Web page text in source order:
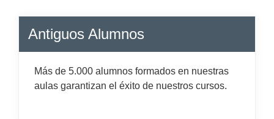
Antiguos Alumnos
Más de 5.000 alumnos formados en nuestras
aulas garantizan el éxito de nuestros cursos.